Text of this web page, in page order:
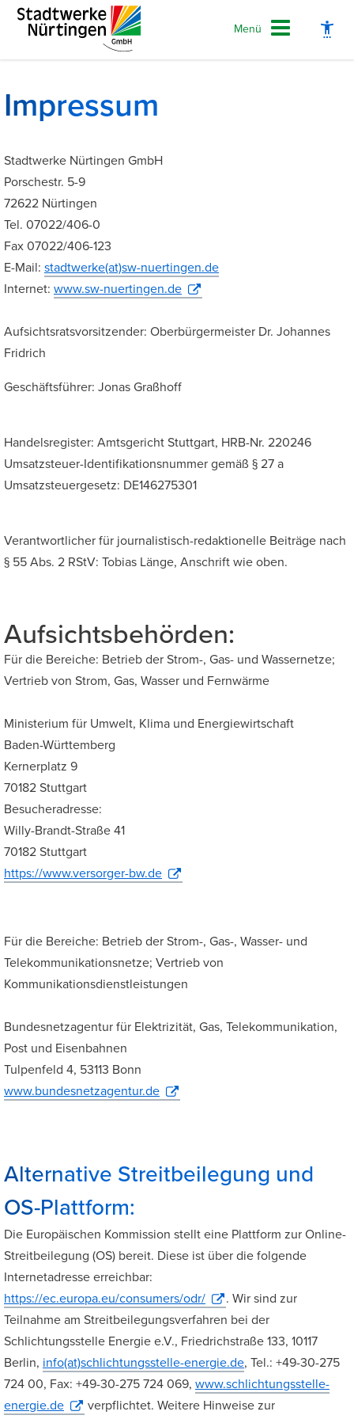
Menü
Impressum
Stadtwerke Nürtingen GmbH
Porschestr. 5-9
72622 Nürtingen
Tel. 07022/406-0
Fax 07022/406-123
E-Mail: stadtwerke(at)sw-nuertingen.de
Internet: www.sw-nuertingen.de
Aufsichtsratsvorsitzender: Oberbürgermeister Dr. Johannes
Fridrich
Geschäftsführer: Jonas Graßhoff
Handelsregister: Amtsgericht Stuttgart, HRB-Nr. 220246
Umsatzsteuer-Identifikationsnummer gemäß § 27 a
Umsatzsteuergesetz: DE146275301
Verantwortlicher für journalistisch-redaktionelle Beiträge nach
§ 55 Abs. 2 RStV: Tobias Länge, Anschrift wie oben.
Aufsichtsbehörden:
Für die Bereiche: Betrieb der Strom-, Gas- und Wassernetze;
Vertrieb von Strom, Gas, Wasser und Fernwärme
Ministerium für Umwelt, Klima und Energiewirtschaft
Baden-Württemberg
Kernerplatz 9
70182 Stuttgart
Besucheradresse:
Willy-Brandt-Straße 41
70182 Stuttgart
https://www.versorger-bw.de
Für die Bereiche: Betrieb der Strom-, Gas-, Wasser- und
Telekommunikationsnetze; Vertrieb von
Kommunikationsdienstleistungen
Bundesnetzagentur für Elektrizität, Gas, Telekommunikation,
Post und Eisenbahnen
Tulpenfeld 4, 53113 Bonn
www.bundesnetzagentur.de
Alternative Streitbeilegung und
OS-Plattform:
Die Europäischen Kommission stellt eine Plattform zur Online-
Streitbeilegung (OS) bereit. Diese ist über die folgende
Internetadresse erreichbar:
https://ec.europa.eu/consumers/odr/
. Wir sind zur
Teilnahme am Streitbeilegungsverfahren bei der
Schlichtungsstelle Energie e.V., Friedrichstraße 133, 10117
Berlin, info(at)schlichtungsstelle-energie.de, Tel.: +49-30-275
724 00, Fax: +49-30-275 724 069, www.schlichtungsstelle-
energie.de
verpflichtet. Weitere Hinweise zur
Zeilenabstand vergrößern
Großer Mauszeiger
Links unterstreichen
Animationen ausschalten